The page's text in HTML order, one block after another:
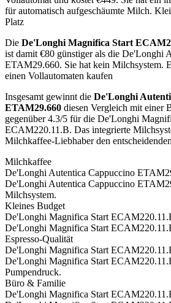
für automatisch aufgeschäumte Milch.
Platz
Die De'Longhi Magnifica Start
ist damit €80 günstiger als die De'Longhi
ETAM29.660. Sie hat kein Milchsystem.
einen Vollautomaten kaufen
Insgesamt gewinnt die De'Longhi
ETAM29.660 diesen Vergleich mit einer
gegenüber4.3/5 für die De'Longhi
ECAM220.11.B. Das integrierte
Milchkaffee-Liebhaber den
Milchkaffee
De'Longhi Autentica Cappuccino
De'Longhi Autentica Cappuccino
Milchsystem.
Kleines Budget
De'Longhi Magnifica Start
De'Longhi Magnifica Start
Espresso-Qualität
De'Longhi Magnifica Start
De'Longhi Magnifica Start
Pumpendruck.
Büro & Familie
De'Longhi Magnifica Start